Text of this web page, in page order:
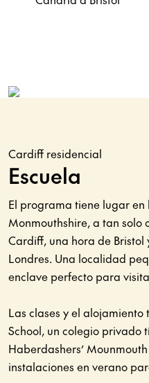
Cardiff residencial
Escuela
El programa tiene lugar
Monmouthshire, a tan solo
Cardiff, una hora de
Londres. Una localidad
enclave perfecto para
Las clases y el
School, un colegio privado
Haberdashers’
instalaciones en verano